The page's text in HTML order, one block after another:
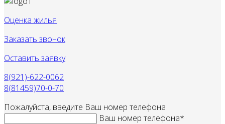
Оценка жилья
Заказать звонок
Оставить заявку
8(921)-622-0062
8(81459)70-0-70
Пожалуйста, введите Ваш номер телефона
Ваш номер телефона*